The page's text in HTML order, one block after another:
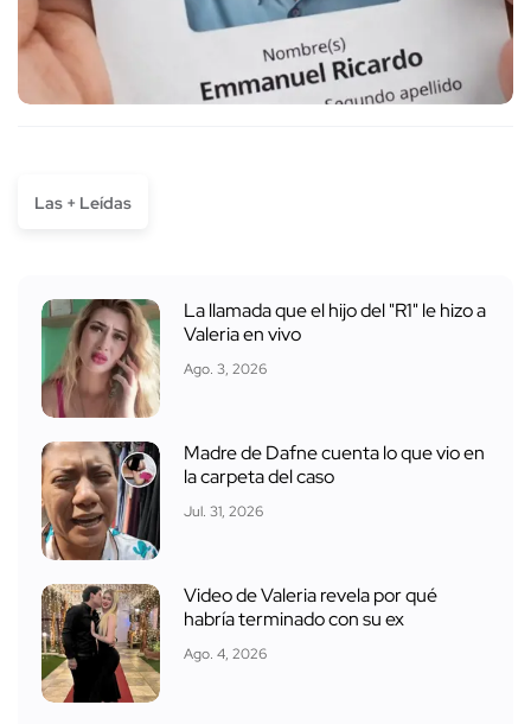
Las + Leídas
La llamada que el hijo del "R1" le hizo a
Valeria en vivo
Ago. 3, 2026
Madre de Dafne cuenta lo que vio en
la carpeta del caso
Jul. 31, 2026
Video de Valeria revela por qué
habría terminado con su ex
Ago. 4, 2026